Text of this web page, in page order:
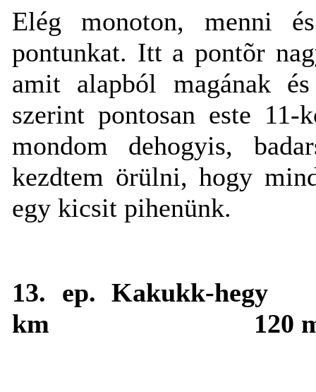
Elég monoton, menni
pontunkat. Itt a pontõr
amit alapból magának
szerint pontosan este
mondom dehogyis,
kezdtem örülni, hogy
egy kicsit pihenünk.
13. ep. Kakukk-hegy
km
120